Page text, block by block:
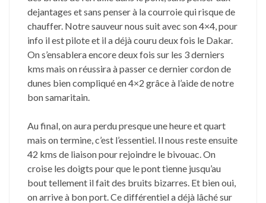
dejantages et sans penser à la courroie qui risque de
chauffer. Notre sauveur nous suit avec son 4×4, pour
info il est pilote et il a déjà couru deux fois le Dakar.
On s’ensablera encore deux fois sur les 3 derniers
kms mais on réussira à passer ce dernier cordon de
dunes bien compliqué en 4×2 grâce à l’aide de notre
bon samaritain.
Au final, on aura perdu presque une heure et quart
mais on termine, c’est l’essentiel. Il nous reste ensuite
42 kms de liaison pour rejoindre le bivouac. On
croise les doigts pour que le pont tienne jusqu’au
bout tellement il fait des bruits bizarres. Et bien oui,
on arrive à bon port. Ce différentiel a déjà lâché sur